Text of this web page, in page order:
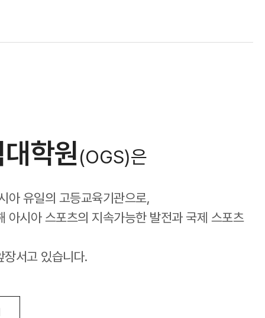
학원(OGS)은
아 유일의 고등교육기관으로,
아시아 스포츠의 지속가능한 발전과 국제 스포츠
서고 있습니다.